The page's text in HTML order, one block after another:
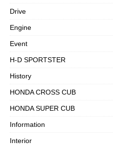
Drive
Engine
Event
H-D SPORTSTER
History
HONDA CROSS CUB
HONDA SUPER CUB
Information
Interior